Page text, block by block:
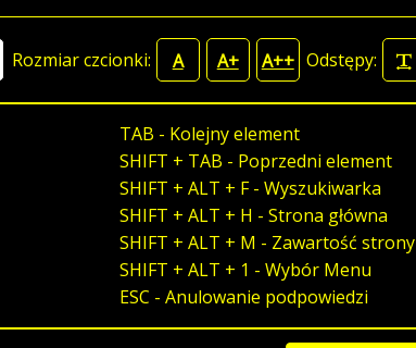
Rozmiar czcionki: A A+ A++ Odstępy:
TAB - Kolejny element
SHIFT + TAB - Poprzedni element
SHIFT + ALT + F - Wyszukiwarka
SHIFT + ALT + H - Strona główna
SHIFT + ALT + M - Zawartość strony
SHIFT + ALT + 1 - Wybór Menu
ESC - Anulowanie podpowiedzi